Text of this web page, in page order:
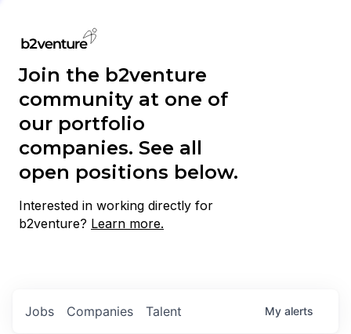
Join the b2venture
community at one of
our portfolio
companies. See all
open positions below.
Interested in working directly for
b2venture? Learn more.
Jobs Companies Talent My alerts